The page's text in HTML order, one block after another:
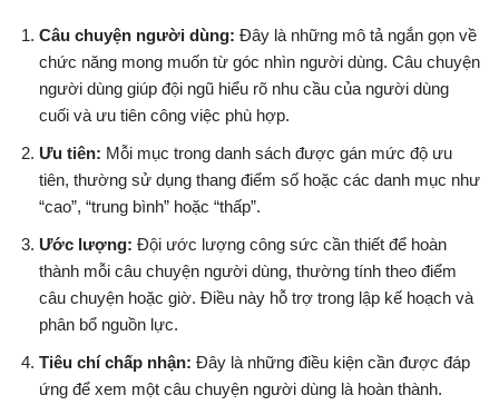
Câu chuyện người dùng: Đây là những mô tả ngắn gọn về
chức năng mong muốn từ góc nhìn người dùng. Câu chuyện
người dùng giúp đội ngũ hiểu rõ nhu cầu của người dùng
cuối và ưu tiên công việc phù hợp.
Ưu tiên: Mỗi mục trong danh sách được gán mức độ ưu
tiên, thường sử dụng thang điểm số hoặc các danh mục như
“cao”, “trung bình” hoặc “thấp”.
Ước lượng: Đội ước lượng công sức cần thiết để hoàn
thành mỗi câu chuyện người dùng, thường tính theo điểm
câu chuyện hoặc giờ. Điều này hỗ trợ trong lập kế hoạch và
phân bổ nguồn lực.
Tiêu chí chấp nhận: Đây là những điều kiện cần được đáp
ứng để xem một câu chuyện người dùng là hoàn thành.